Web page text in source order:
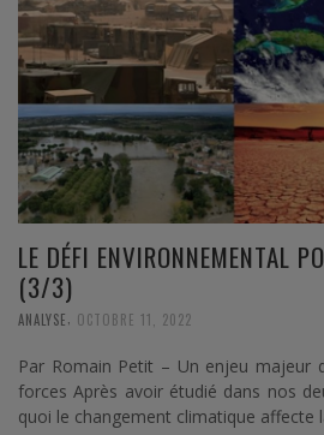
LE DÉFI ENVIRONNEMENTAL
(3/3)
ANALYSE OCTOBRE 11, 2022
Par Romain Petit – Un enjeu majeur
forces Après avoir étudié dans nos
quoi le changement climatique affecte